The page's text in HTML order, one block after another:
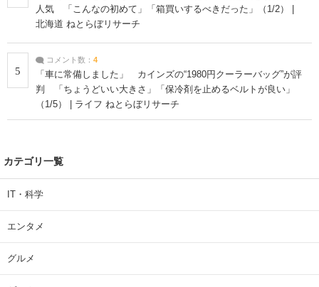
人気 「こんなの初めて」「箱買いするべきだった」（1/2） |
北海道 ねとらぼリサーチ
5
コメント数： 4
「車に常備しました」 カインズの“1980円クーラーバッグ”が評
判 「ちょうどいい大きさ」「保冷剤を止めるベルトが良い」
（1/5） | ライフ ねとらぼリサーチ
カテゴリ一覧
IT・科学
エンタメ
グルメ